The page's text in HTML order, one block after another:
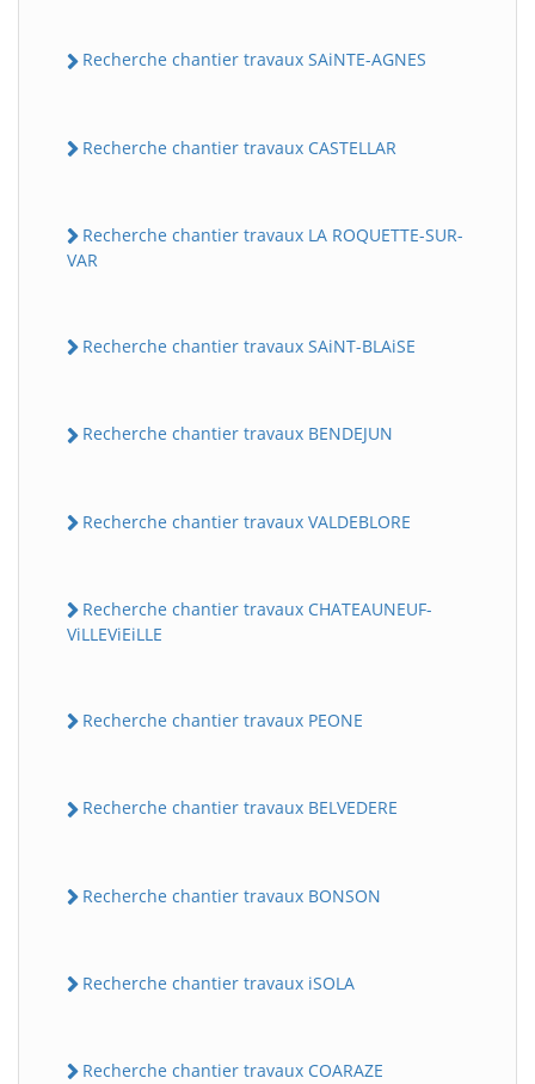
Recherche chantier travaux SAiNTE-AGNES
Recherche chantier travaux CASTELLAR
Recherche chantier travaux LA ROQUETTE-SUR-
VAR
Recherche chantier travaux SAiNT-BLAiSE
Recherche chantier travaux BENDEJUN
Recherche chantier travaux VALDEBLORE
Recherche chantier travaux CHATEAUNEUF-
ViLLEViEiLLE
Recherche chantier travaux PEONE
Recherche chantier travaux BELVEDERE
Recherche chantier travaux BONSON
Recherche chantier travaux iSOLA
Recherche chantier travaux COARAZE